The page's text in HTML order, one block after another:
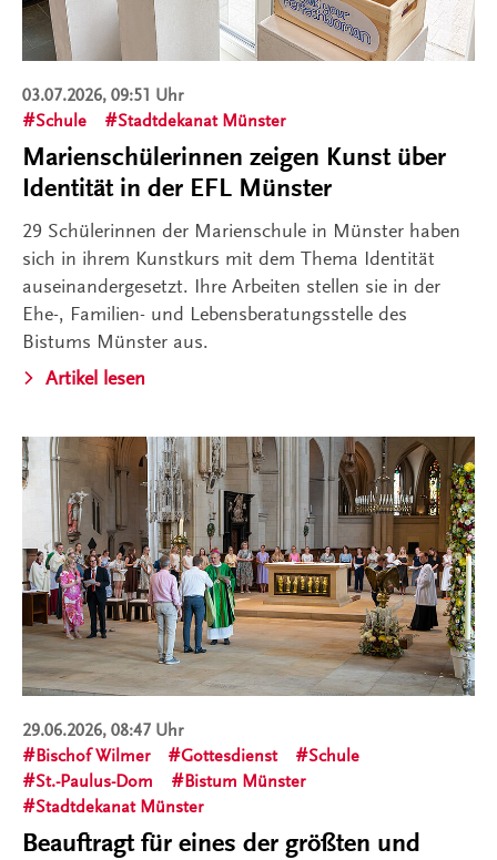
03.07.2026, 09:51 Uhr
Schule
Stadtdekanat Münster
Marienschülerinnen zeigen Kunst über
Identität in der EFL Münster
29 Schülerinnen der Marienschule in Münster haben
sich in ihrem Kunstkurs mit dem Thema Identität
auseinandergesetzt. Ihre Arbeiten stellen sie in der
Ehe-, Familien- und Lebensberatungsstelle des
Bistums Münster aus.
Artikel lesen
29.06.2026, 08:47 Uhr
Bischof Wilmer
Gottesdienst
Schule
St.-Paulus-Dom
Bistum Münster
Stadtdekanat Münster
Beauftragt für eines der größten und